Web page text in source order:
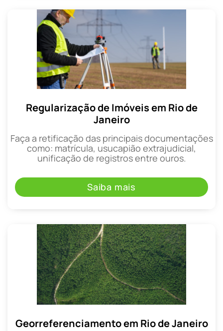
Regularização de Imóveis em Rio de
Janeiro
Faça a retificação das principais documentações
como: matrícula, usucapião extrajudicial,
unificação de registros entre ouros.
Saiba mais
Georreferenciamento em Rio de Janeiro